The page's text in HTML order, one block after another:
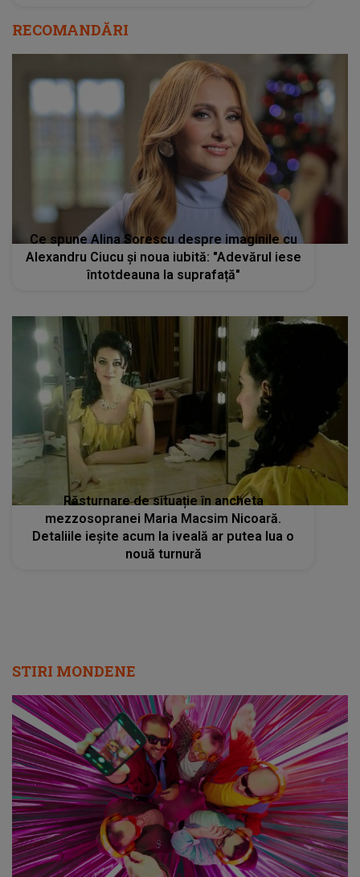
RECOMANDĂRI
Ce spune Alina Sorescu despre imaginile cu
Alexandru Ciucu și noua iubită: "Adevărul iese
întotdeauna la suprafață"
Răsturnare de situație în ancheta
mezzosopranei Maria Macsim Nicoară.
Detaliile ieşite acum la iveală ar putea lua o
nouă turnură
STIRI MONDENE